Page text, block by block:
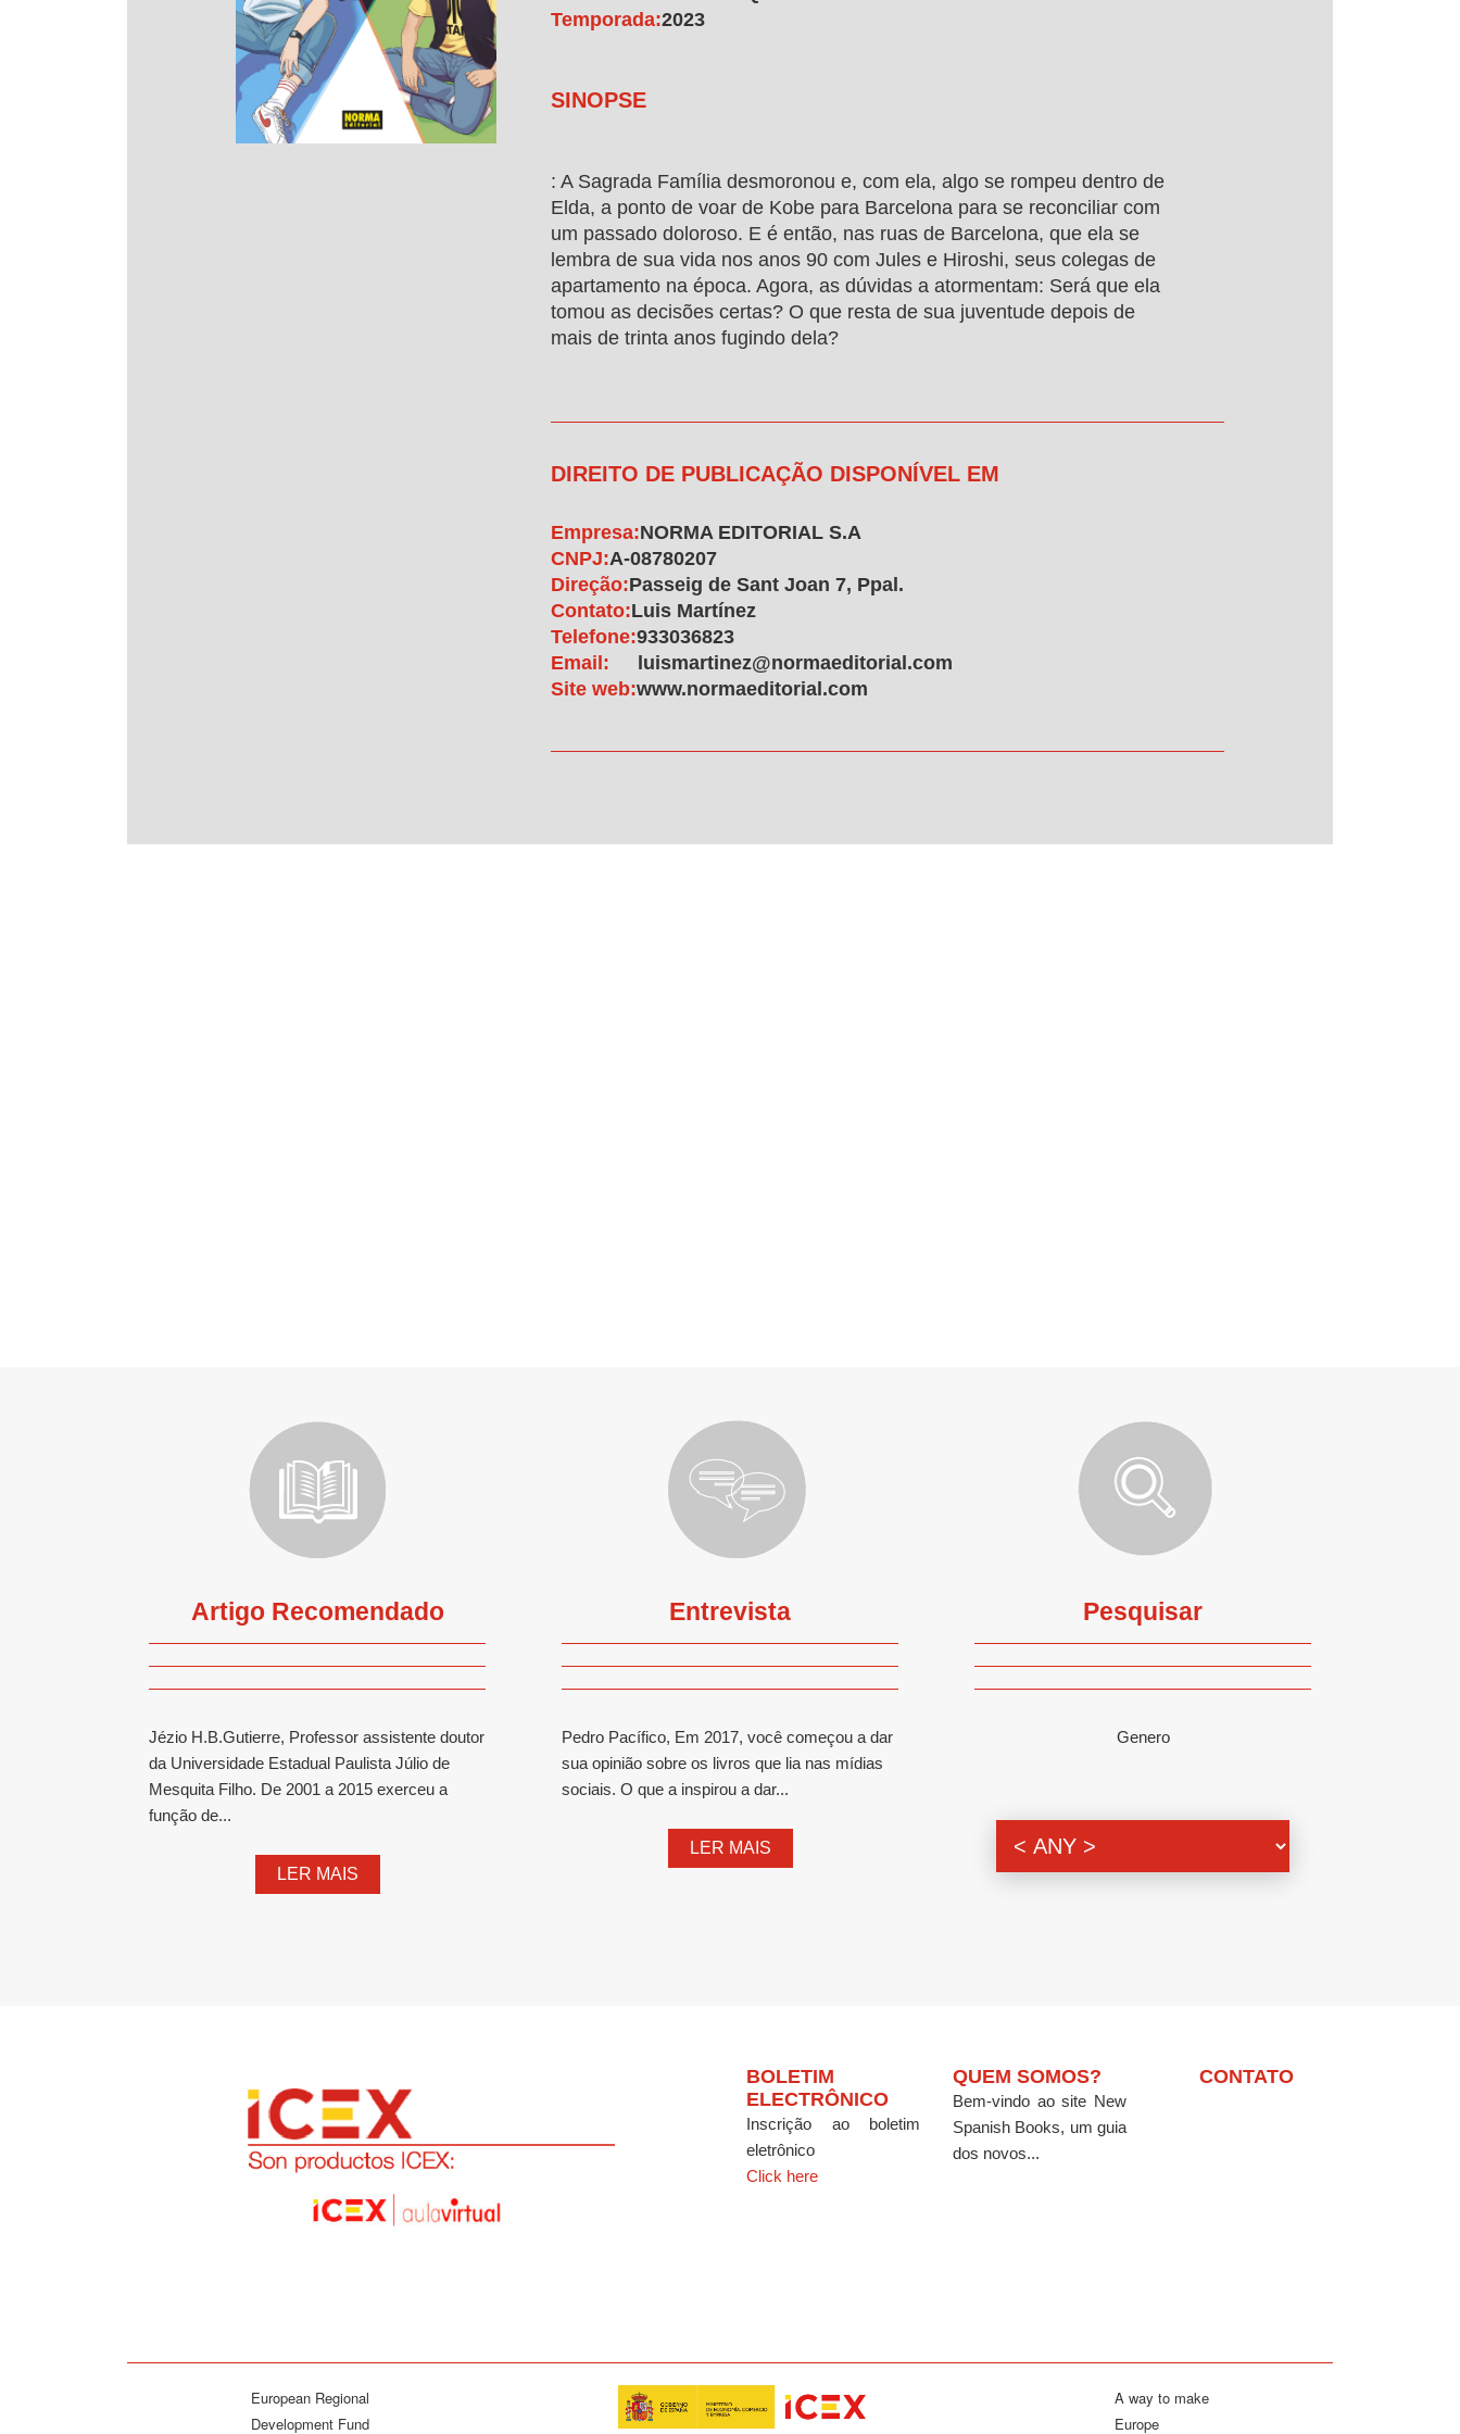
Temporada:2023
SINOPSE
: A Sagrada Família desmoronou e, com ela, algo se rompeu dentro de
Elda, a ponto de voar de Kobe para Barcelona para se reconciliar com
um passado doloroso. E é então, nas ruas de Barcelona, que ela se
lembra de sua vida nos anos 90 com Jules e Hiroshi, seus colegas de
apartamento na época. Agora, as dúvidas a atormentam: Será que ela
tomou as decisões certas? O que resta de sua juventude depois de
mais de trinta anos fugindo dela?
DIREITO DE PUBLICAÇÃO DISPONÍVEL EM
Empresa:NORMA EDITORIAL S.A
CNPJ:A-08780207
Direção:Passeig de Sant Joan 7, Ppal.
Contato:Luis Martínez
Telefone:933036823
Email:
luismartinez@normaeditorial.com
Site web:www.normaeditorial.com
Artigo Recomendado
Jézio H.B.Gutierre, Professor assistente doutor
da Universidade Estadual Paulista Júlio de
Mesquita Filho. De 2001 a 2015 exerceu a
função de...
LER MAIS
Entrevista
Pedro Pacífico, Em 2017, você começou a dar
sua opinião sobre os livros que lia nas mídias
sociais. O que a inspirou a dar...
LER MAIS
Pesquisar
Genero
BOLETIM
ELECTRÔNICO
Inscrição ao boletim
eletrônico
Click here
QUEM SOMOS?
Bem-vindo ao site New
Spanish Books, um guia
dos novos...
CONTATO
European Regional
Development Fund
A way to make
Europe